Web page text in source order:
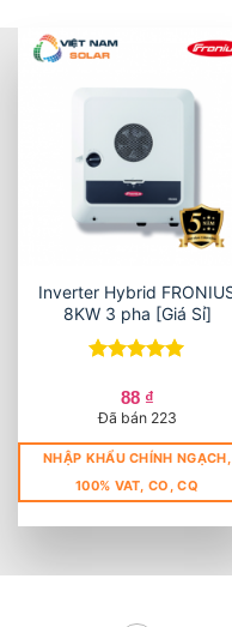
Inverter Hybrid
8KW 3 pha [Giá Sỉ]
hạng5 5
sao
88 ₫
Đã bán 223
NHẬP KHẨU CHÍNH NGẠCH,
100% VAT, CO, CQ